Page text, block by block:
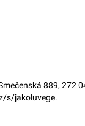
889, 272
s/jakoluvege.